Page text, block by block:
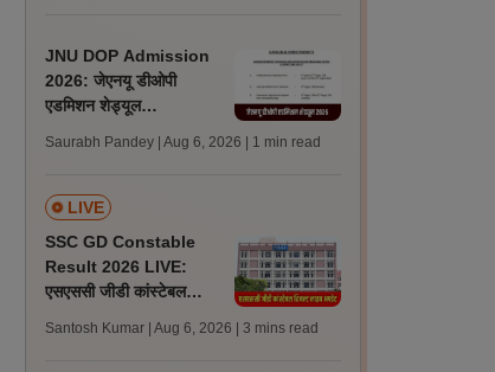
JNU DOP Admission
2026: जेएनयू डीओपी
एडमिशन शेड्यूल
24 अगस्त को जारी होगी मेरिट
Saurabh Pandey | Aug 6, 2026 | 1 min read
LIVE
SSC GD Constable
Result 2026 LIVE:
एसएससी जीडी कांस्टेबल
लेटेस्ट अपडेट, स्कोरकार्ड लिंक
Santosh Kumar | Aug 6, 2026 | 3 mins read